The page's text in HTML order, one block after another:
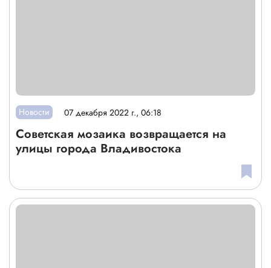
Новости 07 декабря 2022 г., 06:18
Советская мозаика возвращается на
улицы города Владивостока